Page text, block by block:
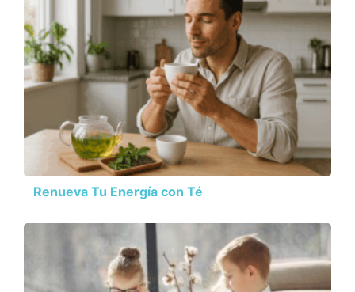
Renueva Tu Energía con Té